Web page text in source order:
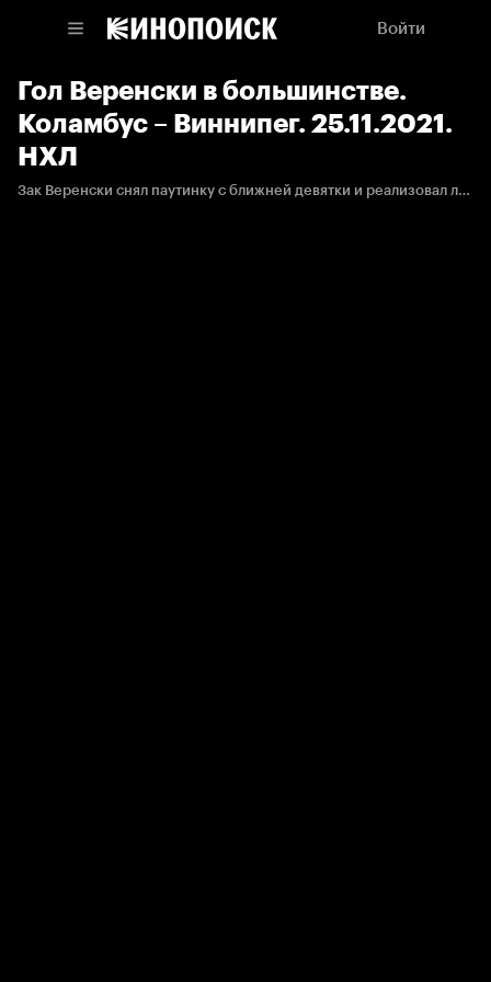
Войти
Гол Веренски в большинстве.
Коламбус – Виннипег. 25.11.2021.
НХЛ
Зак Веренски снял паутинку с ближней девятки и реализовал лишнего.